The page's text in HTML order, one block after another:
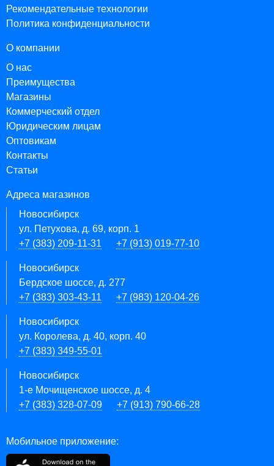
Рекомендательные технологии
Политика конфиденциальности
О компании
О нас
Преимущества
Магазины
Коммерческий отдел
Юридическим лицам
Оптовикам
Контакты
Статьи
Адреса магазинов
Новосибирск
ул. Петухова, д. 69, корп. 1
+7 (383) 209-11-31
+7 (913) 019-77-10
Новосибирск
Бердское шоссе, д. 277
+7 (383) 303-43-11
+7 (983) 120-04-26
Новосибирск
ул. Королева, д. 40, корп. 40
+7 (383) 349-55-01
Новосибирск
1-е Мочищенское шоссе, д. 4
+7 (383) 328-07-09
+7 (913) 790-66-28
Мобильное приложение: